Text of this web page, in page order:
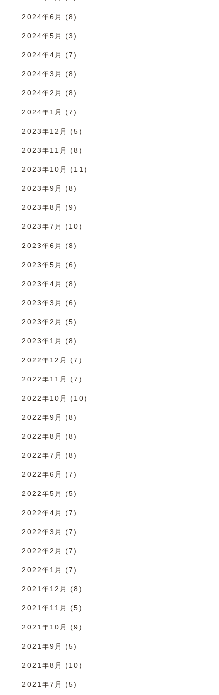
2024年6月 (8)
2024年5月 (3)
2024年4月 (7)
2024年3月 (8)
2024年2月 (8)
2024年1月 (7)
2023年12月 (5)
2023年11月 (8)
2023年10月 (11)
2023年9月 (8)
2023年8月 (9)
2023年7月 (10)
2023年6月 (8)
2023年5月 (6)
2023年4月 (8)
2023年3月 (6)
2023年2月 (5)
2023年1月 (8)
2022年12月 (7)
2022年11月 (7)
2022年10月 (10)
2022年9月 (8)
2022年8月 (8)
2022年7月 (8)
2022年6月 (7)
2022年5月 (5)
2022年4月 (7)
2022年3月 (7)
2022年2月 (7)
2022年1月 (7)
2021年12月 (8)
2021年11月 (5)
2021年10月 (9)
2021年9月 (5)
2021年8月 (10)
2021年7月 (5)